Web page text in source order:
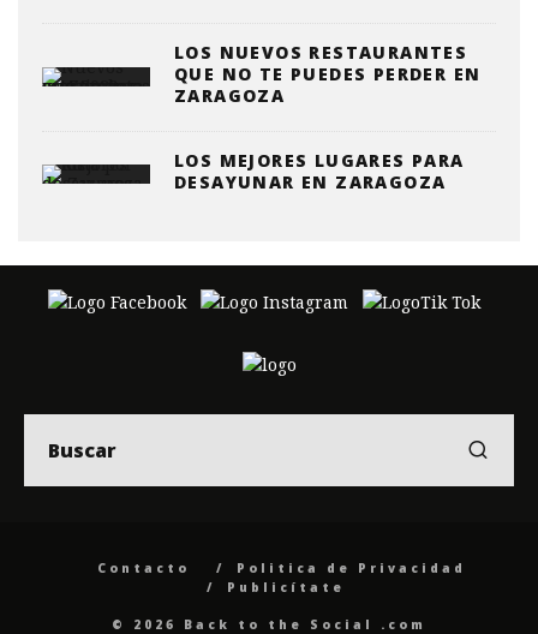
LOS NUEVOS RESTAURANTES
QUE NO TE PUEDES PERDER EN
ZARAGOZA
LOS MEJORES LUGARES PARA
DESAYUNAR EN ZARAGOZA
Contacto
Politica de Privacidad
Publicítate
© 2026 Back to the Social .com